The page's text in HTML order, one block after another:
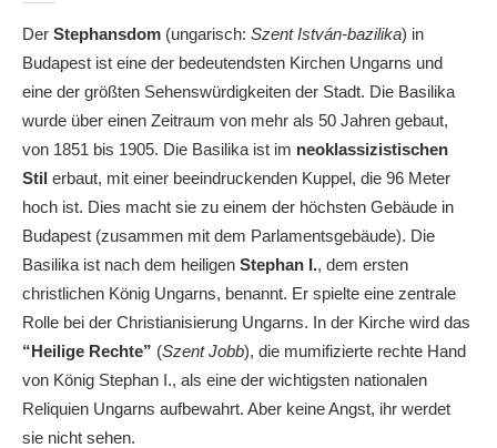
Der Stephansdom (ungarisch: Szent István-bazilika) in
Budapest ist eine der bedeutendsten Kirchen Ungarns und
eine der größten Sehenswürdigkeiten der Stadt. Die Basilika
wurde über einen Zeitraum von mehr als 50 Jahren gebaut,
von 1851 bis 1905. Die Basilika ist im neoklassizistischen
Stil erbaut, mit einer beeindruckenden Kuppel, die 96 Meter
hoch ist. Dies macht sie zu einem der höchsten Gebäude in
Budapest (zusammen mit dem Parlamentsgebäude). Die
Basilika ist nach dem heiligen Stephan I., dem ersten
christlichen König Ungarns, benannt. Er spielte eine zentrale
Rolle bei der Christianisierung Ungarns. In der Kirche wird das
“Heilige Rechte” (Szent Jobb), die mumifizierte rechte Hand
von König Stephan I., als eine der wichtigsten nationalen
Reliquien Ungarns aufbewahrt. Aber keine Angst, ihr werdet
sie nicht sehen.